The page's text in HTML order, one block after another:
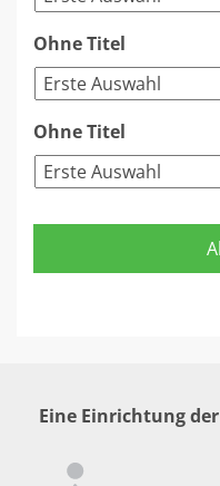
Ohne Titel
Ohne Titel
Eine Einrichtung der